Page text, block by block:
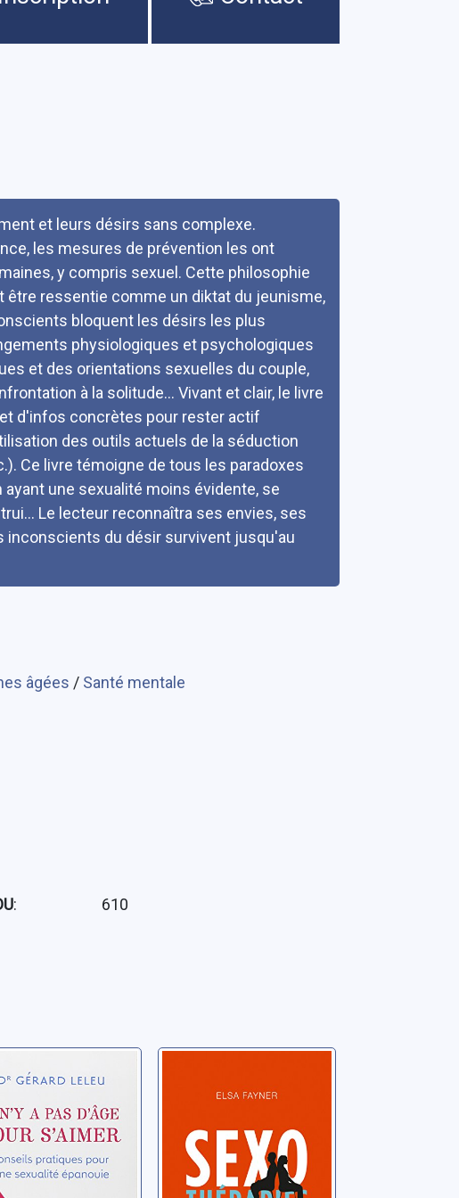
et leurs désirs sans complexe.
les mesures de prévention les ont
y compris sexuel. Cette philosophie
être ressentie comme un diktat du jeunisme,
bloquent les désirs les plus
physiologiques et psychologiques
et des orientations sexuelles du couple,
à la solitude... Vivant et clair, le livre
d'infos concrètes pour rester actif
des outils actuels de la séduction
Ce livre témoigne de tous les paradoxes
une sexualité moins évidente, se
Le lecteur reconnaîtra ses envies, ses
inconscients du désir survivent jusqu'au
âgées / Santé mentale
: 610
s'aimer:
pour
sexualité
Gérard
Fayner, Elsa